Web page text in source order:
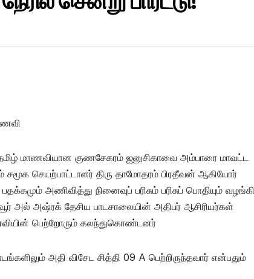
மாணவியான குணசேகரம் ஜனுசிகாவை அம்பாரை மாவட்ட
சமூக செயற்பாட்டாளர் திரு தாமோதரம் பிரதீவன் ஆகியோர்
அணிவித்து நினைவுப் பரிசும் பரிசுப் பொதியும் வழங்கி
அல் அஷ்ரக் தேசிய பாடசாலையின் அதிபர் ஆசிரியர்கள்
பெற்றோரும் கலந்துகொண்டனர்
அதி விசேட சித்தி 09 A பெற்றிருந்தவார் என்பதும்